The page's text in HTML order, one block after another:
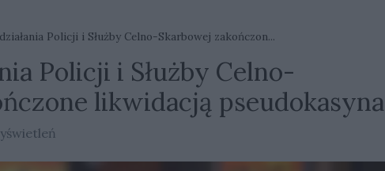
Policji i Służby Celno-Skarbowej zakończon...
Policji i Służby Celno-
likwidacją pseudokasyna